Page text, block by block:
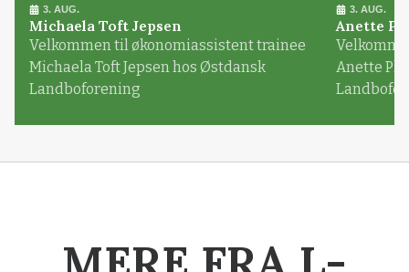
3. AUG.
Michaela Toft Jepsen
Velkommen til økonomiassistent trainee
Michaela Toft Jepsen hos Østdansk
Landboforening
3. AUG.
Anette
Anette